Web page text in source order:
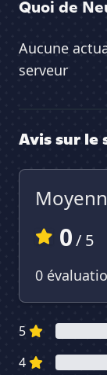
Quoi de
Aucune
serveur
Avis sur le
0/ 5
0
5
4